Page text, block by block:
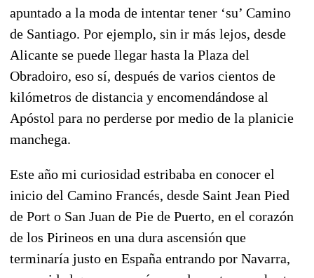
apuntado a la moda de intentar tener ‘su’ Camino
de Santiago. Por ejemplo, sin ir más lejos, desde
Alicante se puede llegar hasta la Plaza del
Obradoiro, eso sí, después de varios cientos de
kilómetros de distancia y encomendándose al
Apóstol para no perderse por medio de la planicie
manchega.
Este año mi curiosidad estribaba en conocer el
inicio del Camino Francés, desde Saint Jean Pied
de Port o San Juan de Pie de Puerto, en el corazón
de los Pirineos en una dura ascensión que
terminaría justo en España entrando por Navarra,